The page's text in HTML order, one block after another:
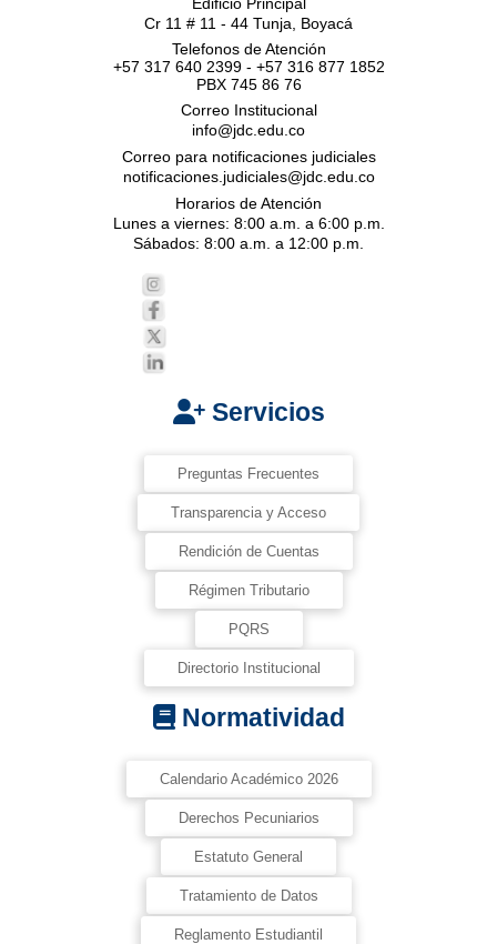
Edificio Principal
Cr 11 # 11 - 44 Tunja, Boyacá
Telefonos de Atención
+57 317 640 2399 - +57 316 877 1852
PBX 745 86 76
Correo Institucional
info@jdc.edu.co
Correo para notificaciones judiciales
notificaciones.judiciales@jdc.edu.co
Horarios de Atención
Lunes a viernes: 8:00 a.m. a 6:00 p.m.
Sábados: 8:00 a.m. a 12:00 p.m.
Servicios
Preguntas Frecuentes
Transparencia y Acceso
Rendición de Cuentas
Régimen Tributario
PQRS
Directorio Institucional
Normatividad
Calendario Académico 2026
Derechos Pecuniarios
Estatuto General
Tratamiento de Datos
Reglamento Estudiantil